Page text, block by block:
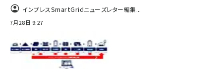
インプレスSmartGridニューズレター編集...
7月28日 9:27